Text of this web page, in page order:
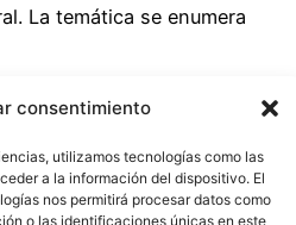
consentimiento
utilizamos tecnologías como las
a la información del dispositivo. El
nos permitirá procesar datos como
o las identificaciones únicas en este
La temática se enumera
Salud y